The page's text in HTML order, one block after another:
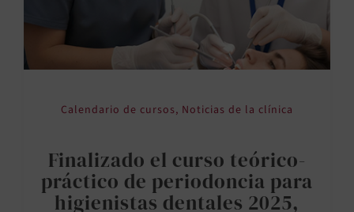
Calendario de cursos, Noticias de la clínica
Finalizado el curso teórico-
práctico de periodoncia para
higienistas dentales 2025,